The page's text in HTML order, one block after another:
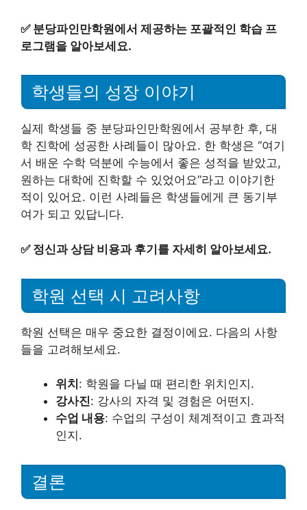
✅ 분당파인만학원에서 제공하는 포괄적인 학습 프
로그램을 알아보세요.
학생들의 성장 이야기
실제 학생들 중 분당파인만학원에서 공부한 후, 대
학 진학에 성공한 사례들이 많아요. 한 학생은 “여기
서 배운 수학 덕분에 수능에서 좋은 성적을 받았고,
원하는 대학에 진학할 수 있었어요”라고 이야기한
적이 있어요. 이런 사례들은 학생들에게 큰 동기부
여가 되고 있답니다.
✅ 정신과 상담 비용과 후기를 자세히 알아보세요.
학원 선택 시 고려사항
학원 선택은 매우 중요한 결정이에요. 다음의 사항
들을 고려해보세요.
위치 : 학원을 다닐 때 편리한 위치인지.
강사진: 강사의 자격 및 경험은 어떤지.
수업 내용: 수업의 구성이 체계적이고 효과적
인지.
결론